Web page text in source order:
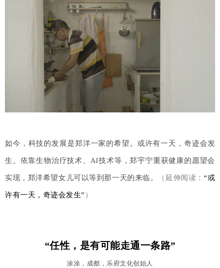
如今，科技的发展是郑洋一家的希望。或许有一天，奇迹会发
生。依靠生物治疗技术、AI技术等，郑宇宁重获健康的愿望会
实现，郑洋希望女儿可以等到那一天的来临。 （延伸阅读： “或
许有一天，奇迹会发生” ）
“任性，是有可能走通一条路”
涂涂，成都，乐府文化创始人